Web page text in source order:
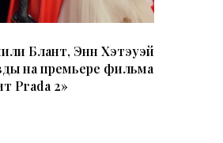
Блант, Энн Хэтэуэй
на премьере фильма
Prada 2»